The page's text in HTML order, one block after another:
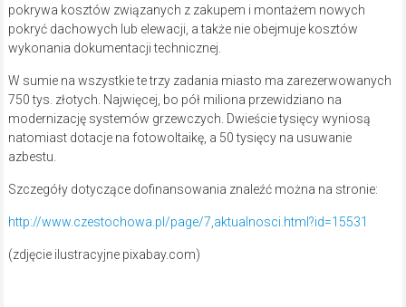
pokrywa kosztów związanych z zakupem i montażem nowych
pokryć dachowych lub elewacji, a także nie obejmuje kosztów
wykonania dokumentacji technicznej.
W sumie na wszystkie te trzy zadania miasto ma zarezerwowanych
750 tys. złotych. Najwięcej, bo pół miliona przewidziano na
modernizację systemów grzewczych. Dwieście tysięcy wyniosą
natomiast dotacje na fotowoltaikę, a 50 tysięcy na usuwanie
azbestu.
Szczegóły dotyczące dofinansowania znaleźć można na stronie:
http://www.czestochowa.pl/page/7,aktualnosci.html?id=15531
(zdjęcie ilustracyjne pixabay.com)